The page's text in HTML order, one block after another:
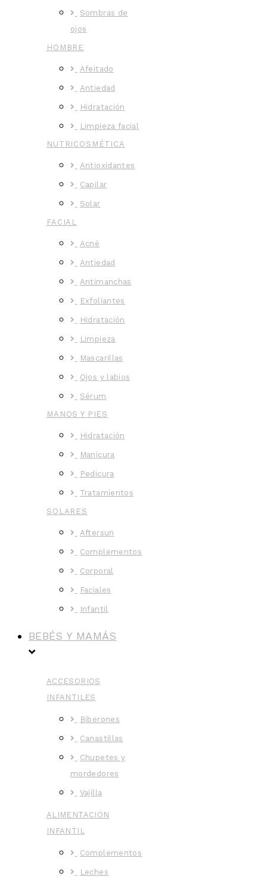
Sombras de
ojos
HOMBRE
Afeitado
Antiedad
Hidratación
Limpieza facial
NUTRICOSMÉTICA
Antioxidantes
Capilar
Solar
FACIAL
Acné
Antiedad
Antimanchas
Exfoliantes
Hidratación
Limpieza
Mascarillas
Ojos y labios
Sérum
MANOS Y PIES
Hidratación
Manicura
Pedicura
Tratamientos
SOLARES
Aftersun
Complementos
Corporal
Faciales
Infantil
BEBÉS Y MAMÁS
ACCESORIOS
INFANTILES
Biberones
Canastillas
Chupetes y
mordedores
Vajilla
ALIMENTACIÓN
INFANTIL
Complementos
Leches